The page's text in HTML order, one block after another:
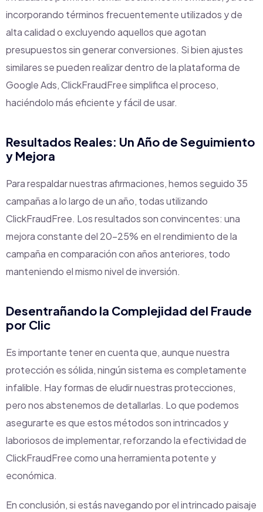
incorporando términos frecuentemente utilizados y de
alta calidad o excluyendo aquellos que agotan
presupuestos sin generar conversiones. Si bien ajustes
similares se pueden realizar dentro de la plataforma de
Google Ads, ClickFraudFree simplifica el proceso,
haciéndolo más eficiente y fácil de usar.
Resultados Reales: Un Año de Seguimiento
y Mejora
Para respaldar nuestras afirmaciones, hemos seguido 35
campañas a lo largo de un año, todas utilizando
ClickFraudFree. Los resultados son convincentes: una
mejora constante del 20-25% en el rendimiento de la
campaña en comparación con años anteriores, todo
manteniendo el mismo nivel de inversión.
Desentrañando la Complejidad del Fraude
por Clic
Es importante tener en cuenta que, aunque nuestra
protección es sólida, ningún sistema es completamente
infalible. Hay formas de eludir nuestras protecciones,
pero nos abstenemos de detallarlas. Lo que podemos
asegurarte es que estos métodos son intrincados y
laboriosos de implementar, reforzando la efectividad de
ClickFraudFree como una herramienta potente y
económica.
En conclusión, si estás navegando por el intrincado paisaje